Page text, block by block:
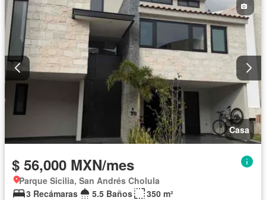
Casa
$ 56,000 MXN/mes
Parque Sicilia, San Andrés Cholula
3 Recámaras
5.5 Baños
350 m²